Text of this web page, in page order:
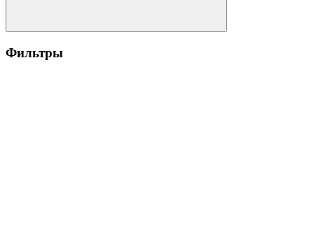
Фильтры